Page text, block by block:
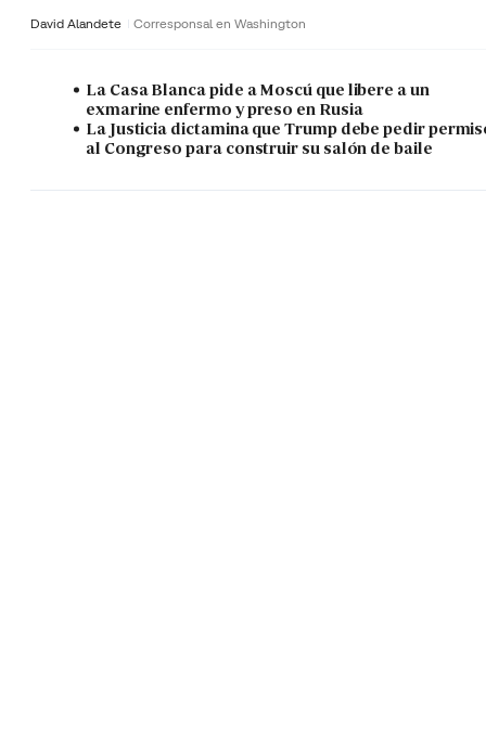
David Alandete Corresponsal en Washington
La Casa Blanca pide a Moscú que libere a un
exmarine enfermo y preso en Rusia
La Justicia dictamina que Trump debe pedir
al Congreso para construir su salón de baile